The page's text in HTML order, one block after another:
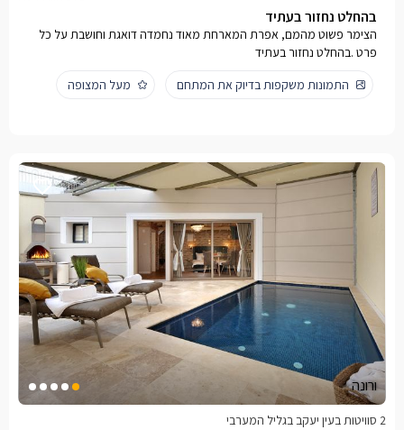
בהחלט נחזור בעתיד
הצימר פשוט מהמם, אפרת המארחת מאוד נחמדה דואגת וחושבת על כל
פרט .בהחלט נחזור בעתיד
התמונות משקפות בדיוק את המתחם
מעל המצופה
ורונה
2 סוויטות בעין יעקב בגליל המערבי